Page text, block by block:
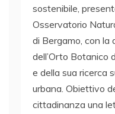
sostenibile,
Osservatorio
di Bergamo, con la
dell’Orto Botanico
e della sua ricerca
urbana. Obiettivo
cittadinanza una